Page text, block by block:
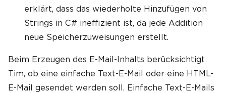
erklärt, dass das wiederholte Hinzufügen von
Strings in C# ineffizient ist, da jede Addition
neue Speicherzuweisungen erstellt.
Beim Erzeugen des E-Mail-Inhalts berücksichtigt
Tim, ob eine einfache Text-E-Mail oder eine HTML-
E-Mail gesendet werden soll. Einfache Text-E-Mails